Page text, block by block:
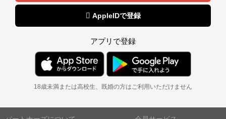
 AppleIDで登録
アプリで登録
18歳未満または高校生、既婚の方はご利用いただけません